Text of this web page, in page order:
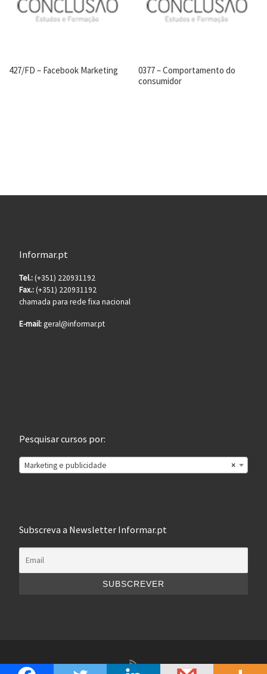
427/FD – Facebook Marketing
0377 – Comportamento do
consumidor
Informar.pt
Tel.:(+351) 220931192
Fax.:(+351) 220931192
chamada para rede fixa nacional
E-mail:geral@informar.pt
Pesquisar cursos por:
×
Marketing e publicidade
Subscreva a Newsletter Informar.pt